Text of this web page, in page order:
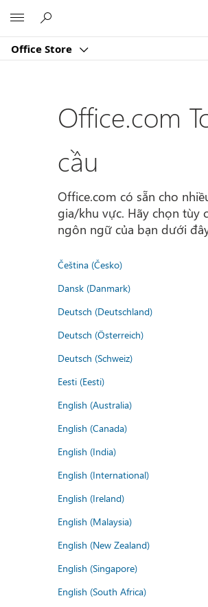
Office Store
Office.com
cầu
Office.com có sẵn cho
gia/khu vực. Hãy chọn tùy
ngôn ngữ của bạn dưới
Čeština (Česko)
Dansk (Danmark)
Deutsch (Deutschland)
Deutsch (Österreich)
Deutsch (Schweiz)
Eesti (Eesti)
English (Australia)
English (Canada)
English (India)
English (International)
English (Ireland)
English (Malaysia)
English (New Zealand)
English (Singapore)
English (South Africa)